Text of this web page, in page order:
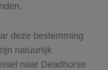
deze bestemming
natuurlijk
naar Deadhorse